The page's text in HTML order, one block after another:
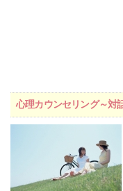
心理カウンセリング～対